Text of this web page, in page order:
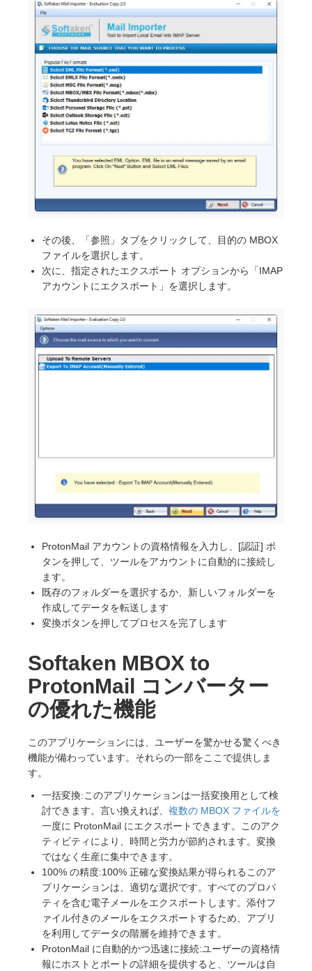
その後、「参照」タブをクリックして、目的の MBOX
ファイルを選択します。
次に、指定されたエクスポート オプションから「IMAP
アカウントにエクスポート」を選択します。
ProtonMail アカウントの資格情報を入力し、[認証] ボ
タンを押して、ツールをアカウントに自動的に接続し
ます。
既存のフォルダーを選択するか、新しいフォルダーを
作成してデータを転送します
変換ボタンを押してプロセスを完了します
Softaken MBOX to
ProtonMail コンバーター
の優れた機能
このアプリケーションには、ユーザーを驚かせる驚くべき
機能が備わっています。それらの一部をここで提供しま
す。
一括変換:このアプリケーションは一括変換用として検
討できます。言い換えれば、 複数の MBOX ファイルを
一度に ProtonMail にエクスポートできます。このアク
ティビティにより、時間と労力が節約されます。変換
ではなく生産に集中できます。
100% の精度:100% 正確な変換結果が得られるこのア
プリケーションは、適切な選択です。すべてのプロパ
ティを含む電子メールをエクスポートします。添付フ
ァイル付きのメールをエクスポートするため、アプリ
を利用してデータの階層を維持できます。
ProtonMail に自動的かつ迅速に接続:ユーザーの資格情
報にホストとポートの詳細を提供すると、ツールは自